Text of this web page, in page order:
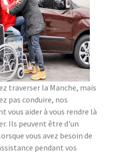
traverser la Manche, mais
pas conduire, nos
vous aider à vous rendre là
Ils peuvent être d'un
vous avez besoin de
pendant vos